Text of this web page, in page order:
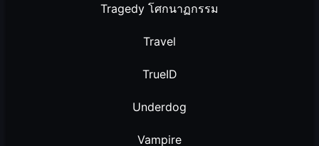
Tragedy โศกนาฏกรรม
Travel
TrueID
Underdog
Vampire